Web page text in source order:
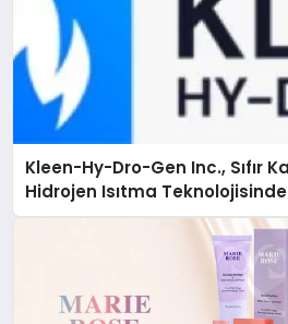
Kleen-Hy-Dro-Gen Inc., Sıfır
Hidrojen Isıtma Teknolojisinde
Düzenleyici Onaylarını Aldı